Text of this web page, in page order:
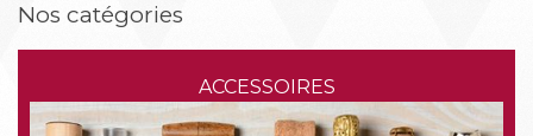
Nos catégories
ACCESSOIRES